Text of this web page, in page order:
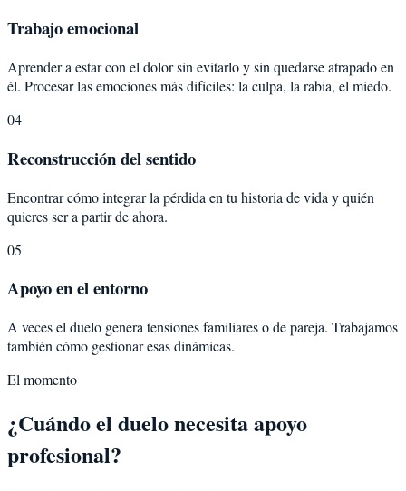
Trabajo emocional
Aprender a estar con el dolor sin evitarlo y sin quedarse atrapado en
él. Procesar las emociones más difíciles: la culpa, la rabia, el miedo.
04
Reconstrucción del sentido
Encontrar cómo integrar la pérdida en tu historia de vida y quién
quieres ser a partir de ahora.
05
Apoyo en el entorno
A veces el duelo genera tensiones familiares o de pareja. Trabajamos
también cómo gestionar esas dinámicas.
El momento
¿Cuándo el duelo necesita apoyo
profesional?